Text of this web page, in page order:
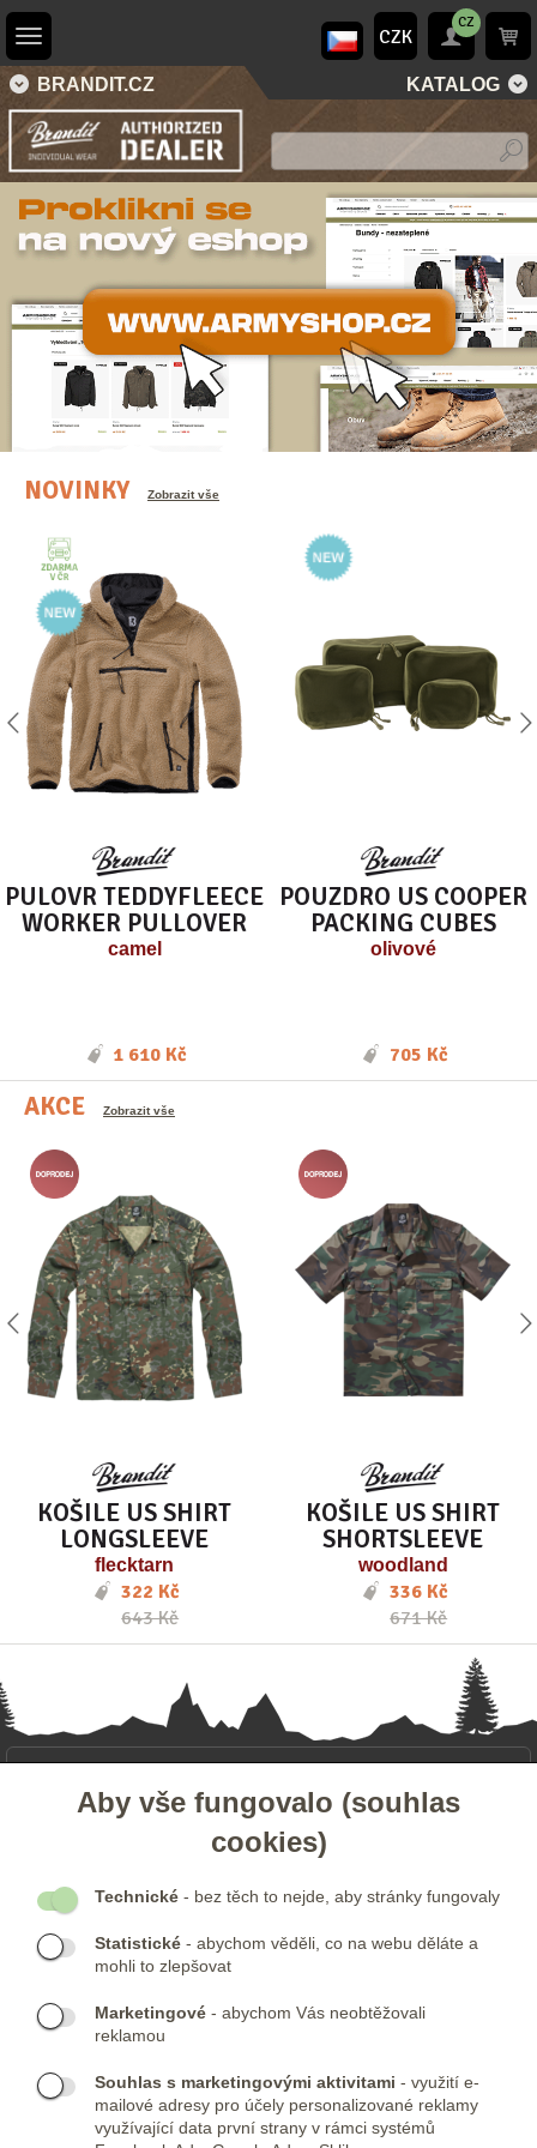
Aby vše fungovalo (souhlas
cookies)
Technické - bez těch to nejde, aby stránky fungovaly
Statistické - abychom věděli, co na webu děláte a
mohli to zlepšovat
Marketingové - abychom Vás neobtěžovali
reklamou
Souhlas s marketingovými aktivitami - využití e-
mailové adresy pro účely personalizované reklamy
využívající data první strany v rámci systémů
CZK
CZ
BRANDIT.CZ KATALOG
NOVINKY Zobrazit vše
PULOVR TEDDYFLEECE
WORKER PULLOVER
camel
1 610 Kč
POUZDRO US COOPER
PACKING CUBES
olivové
705 Kč
AKCE Zobrazit vše
KOŠILE US SHIRT
LONGSLEEVE
flecktarn
322 Kč
643 Kč
KOŠILE US SHIRT
SHORTSLEEVE
woodland
336 Kč
671 Kč
- NEWSLETTER
KONTAKTY:
KONTAKTNÍ FORMULÁŘ
Telefon:
PROVOZOVNA: